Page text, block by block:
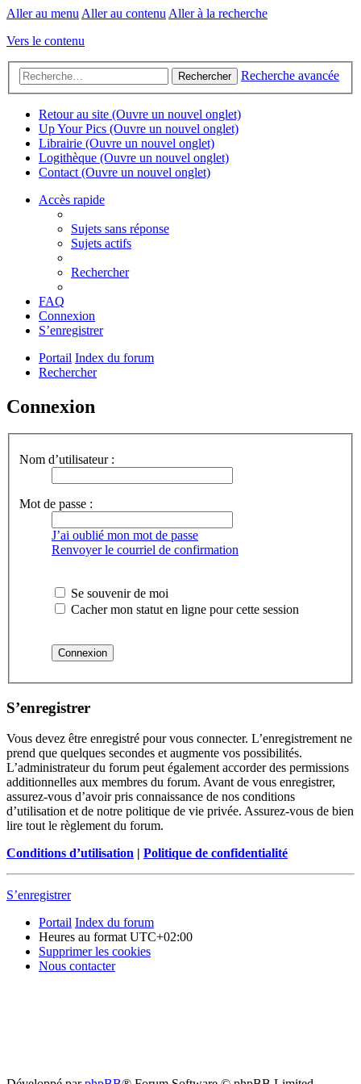
Aller au menu Aller au contenu Aller à la recherche
Vers le contenu
Rechercher Recherche avancée
Retour au site (Ouvre un nouvel onglet)
Up Your Pics (Ouvre un nouvel onglet)
Librairie (Ouvre un nouvel onglet)
Logithèque (Ouvre un nouvel onglet)
Contact (Ouvre un nouvel onglet)
Accès rapide
Sujets sans réponse
Sujets actifs
Rechercher
FAQ
Connexion
S’enregistrer
Portail Index du forum
Rechercher
Connexion
Nom d’utilisateur :
Mot de passe :
J’ai oublié mon mot de passe
Renvoyer le courriel de confirmation
Se souvenir de moi
Cacher mon statut en ligne pour cette session
S’enregistrer
Vous devez être enregistré pour vous connecter. L’enregistrement ne
prend que quelques secondes et augmente vos possibilités.
L’administrateur du forum peut également accorder des permissions
additionnelles aux membres du forum. Avant de vous enregistrer,
assurez-vous d’avoir pris connaissance de nos conditions
d’utilisation et de notre politique de vie privée. Assurez-vous de bien
lire tout le règlement du forum.
Conditions d’utilisation | Politique de confidentialité
S’enregistrer
Portail Index du forum
Heures au formatUTC+02:00
Supprimer les cookies
Nous contacter